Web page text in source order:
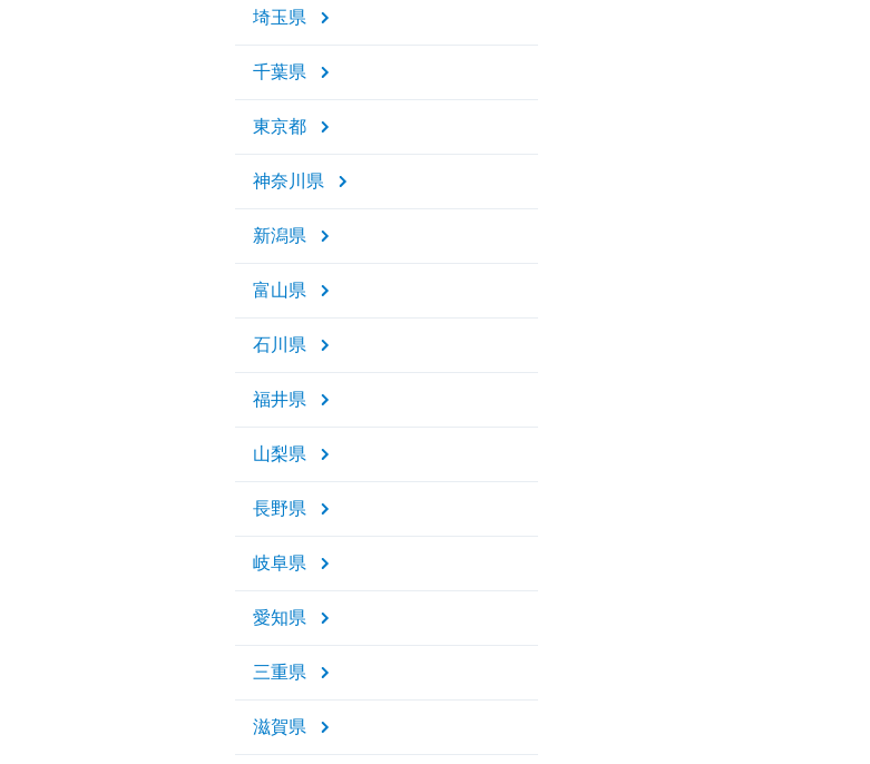
埼玉県
千葉県
東京都
神奈川県
新潟県
富山県
石川県
福井県
山梨県
長野県
岐阜県
愛知県
三重県
滋賀県